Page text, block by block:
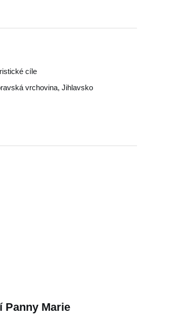
cíle
vrchovina, Jihlavsko
Panny Marie